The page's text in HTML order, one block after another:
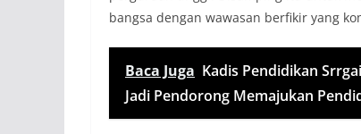
bangsa dengan wawasan berfikir yang
Baca Juga Kadis Pendidikan
Jadi Pendorong Memajukan